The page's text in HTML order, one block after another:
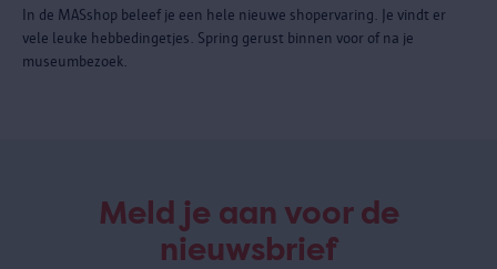
In de MASshop beleef je een hele nieuwe shopervaring. Je vindt er
vele leuke hebbedingetjes. Spring gerust binnen voor of na je
museumbezoek.
Meld je aan voor de
nieuwsbrief